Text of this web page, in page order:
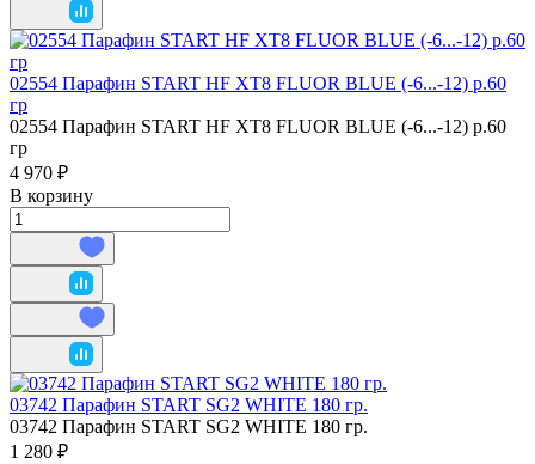
02554 Парафин START HF XT8 FLUOR BLUE (-6...-12) р.60
гр
02554 Парафин START HF XT8 FLUOR BLUE (-6...-12) р.60
гр
4 970 ₽
В корзину
03742 Парафин START SG2 WHITE 180 гр.
03742 Парафин START SG2 WHITE 180 гр.
1 280 ₽